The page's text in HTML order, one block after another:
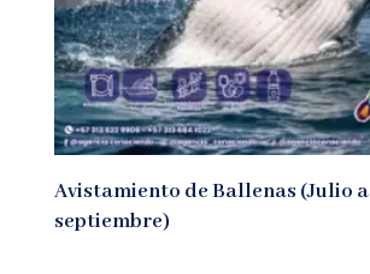
Avistamiento de Ballenas (Julio a
septiembre)